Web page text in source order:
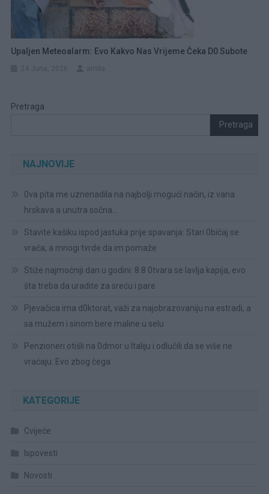
Upaljen Meteoalarm: Evo Kakvo Nas Vrijeme Čeka D0 Subote
Pretraga
Pretraga
NAJNOVIJE
0va pita me uznenadila na najbolji mogući način, iz vana
hrskava a unutra sočna…
Stavite kašiku ispod jastuka prije spavanja: Stari 0bičaj se
vraća, a mnogi tvrde da im pomaže
Stiže najmoćniji dan u godini: 8.8 0tvara se lavlja kapija, evo
šta treba da uradite za sreću i pare
Pjevačica ima d0ktorat, važi za najobrazovaniju na estradi, a
sa mužem i sinom bere maline u selu
Penzioneri otišli na 0dmor u Italiju i odlučili da se više ne
vraćaju: Evo zbog čega
KATEGORIJE
Cvijeće
Ispovesti
Novosti